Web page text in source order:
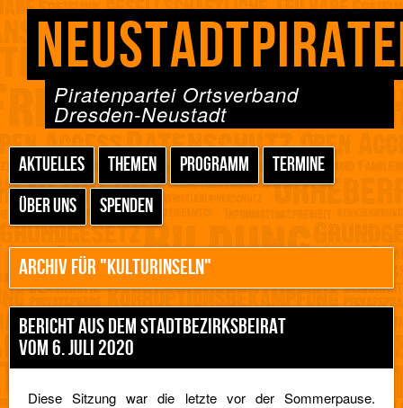
Piratenpartei Ortsverband
Dresden-Neustadt
AKTUELLES THEMEN PROGRAMM
TERMINE
ÜBER UNS
SPENDEN
ARCHIV FÜR "KULTURINSELN"
BERICHT AUS DEM STADTBEZIRKSBEIRAT
VOM 6. JULI 2020
Diese Sitzung war die letzte vor der Sommerpause.